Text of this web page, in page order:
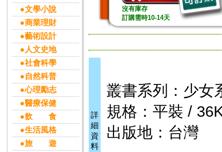
●文學小說
●商業理財
●藝術設計
●人文史地
●社會科學
●自然科普
●心理勵志
●醫療保健
●飲 食
●生活風格
●旅 遊
沒有庫存
訂購需時10-14天
詳
細
資
料
叢書系列：少女
規格：平裝 /
出版地：台灣